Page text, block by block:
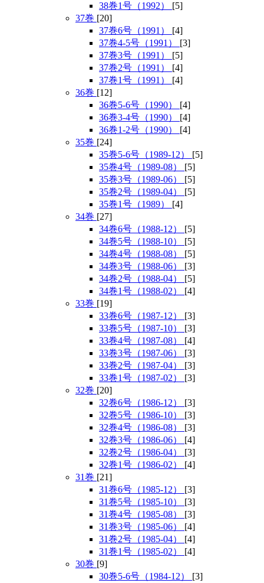
38巻1号（1992） [5]
37巻 [20]
37巻6号（1991） [4]
37巻4-5号（1991） [3]
37巻3号（1991） [5]
37巻2号（1991） [4]
37巻1号（1991） [4]
36巻 [12]
36巻5-6号（1990） [4]
36巻3-4号（1990） [4]
36巻1-2号（1990） [4]
35巻 [24]
35巻5-6号（1989-12） [5]
35巻4号（1989-08） [5]
35巻3号（1989-06） [5]
35巻2号（1989-04） [5]
35巻1号（1989） [4]
34巻 [27]
34巻6号（1988-12） [5]
34巻5号（1988-10） [5]
34巻4号（1988-08） [5]
34巻3号（1988-06） [3]
34巻2号（1988-04） [5]
34巻1号（1988-02） [4]
33巻 [19]
33巻6号（1987-12） [3]
33巻5号（1987-10） [3]
33巻4号（1987-08） [4]
33巻3号（1987-06） [3]
33巻2号（1987-04） [3]
33巻1号（1987-02） [3]
32巻 [20]
32巻6号（1986-12） [3]
32巻5号（1986-10） [3]
32巻4号（1986-08） [3]
32巻3号（1986-06） [4]
32巻2号（1986-04） [3]
32巻1号（1986-02） [4]
31巻 [21]
31巻6号（1985-12） [3]
31巻5号（1985-10） [3]
31巻4号（1985-08） [3]
31巻3号（1985-06） [4]
31巻2号（1985-04） [4]
31巻1号（1985-02） [4]
30巻 [9]
30巻5-6号（1984-12） [3]